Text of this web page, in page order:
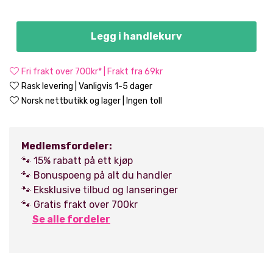
Legg i handlekurv
Fri frakt over 700kr* | Frakt fra 69kr
Rask levering | Vanligvis 1-5 dager
Norsk nettbutikk og lager | Ingen toll
Medlemsfordeler:
🐾 15% rabatt på ett kjøp
🐾 Bonuspoeng på alt du handler
🐾 Eksklusive tilbud og lanseringer
🐾 Gratis frakt over 700kr
Se alle fordeler